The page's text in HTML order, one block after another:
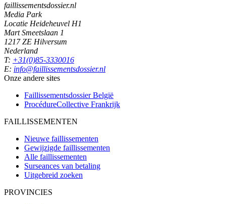
faillissementsdossier.nl
Media Park
Locatie Heideheuvel H1
Mart Smeetslaan 1
1217 ZE Hilversum
Nederland
T: +31(0)85-3330016
E: info@faillissementsdossier.nl
Onze andere sites
Faillissementsdossier België
ProcédureCollective Frankrijk
FAILLISSEMENTEN
Nieuwe faillissementen
Gewijzigde faillissementen
Alle faillissementen
Surseances van betaling
Uitgebreid zoeken
PROVINCIES